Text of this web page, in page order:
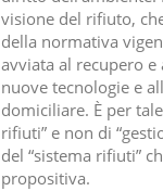
visione del rifiuto,
della normativa
avviata al recupero
nuove tecnologie e
domiciliare. È per
rifiuti” e non di
del “sistema rifiuti”
propositiva.